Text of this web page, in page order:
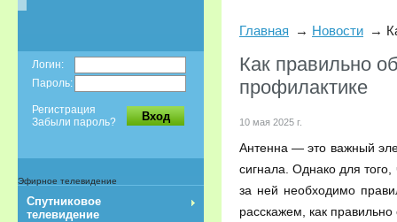
Главная Новости
Как правильно
профилактике
10 мая 2025 г.
Антенна — это важный
сигнала. Однако для
за ней необходимо
расскажем, как
Логин:
Пароль:
Регистрация
Забыли пароль?
Вход
Эфирное телевидение
Спутниковое
телевидение